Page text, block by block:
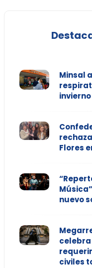
Minsal
invierno
Flores
nuevo
civiles